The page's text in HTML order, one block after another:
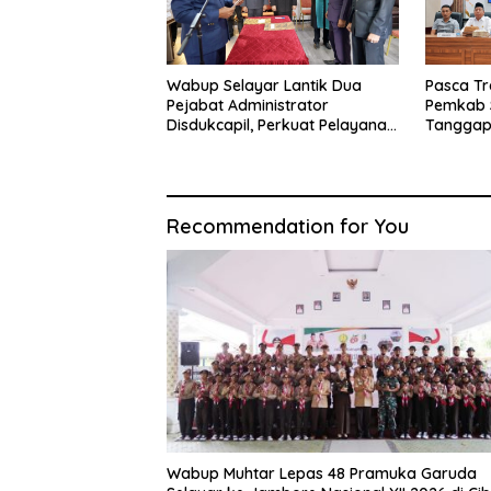
Wabup Selayar Lantik Dua
Pejabat Administrator
Disdukcapil, Perkuat Pelayanan
Pasca
Pemkab
Recommendation for You
Wabup Muhtar Lepas 48 Pramuka Garuda